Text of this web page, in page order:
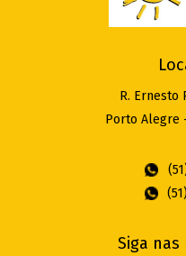
R. Ernesto
Porto Alegre
Siga nas